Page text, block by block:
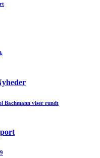
Bachmann viser rundt